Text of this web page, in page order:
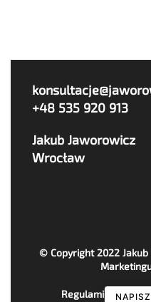
+48 535 920 913
Jakub Jaworowicz
Wrocław
© Copyright 2022
Regulaminy,